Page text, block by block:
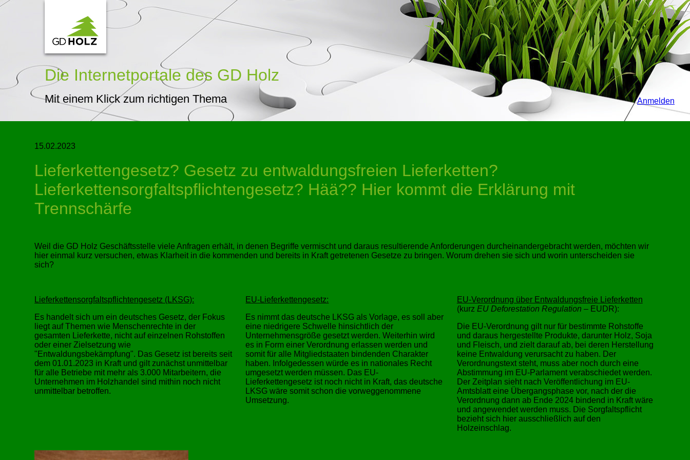
Die Internetportaledes GD Holz
Mit einem Klick zum richtigen Thema Anmelden
15.02.2023
Lieferkettengesetz? Gesetz zu entwaldungsfreien Lieferketten?
Lieferkettensorgfaltspflichtengesetz? Hää?? Hier kommt die Erklärung mit
Trennschärfe
Weil die GD Holz Geschäftsstelle viele Anfragen erhält, in denen Begriffe vermischt und daraus resultierende Anforderungen durcheinandergebracht werden, möchten wir
hier einmal kurz versuchen, etwas Klarheit in die kommenden und bereits in Kraft getretenen Gesetze zu bringen. Worum drehen sie sich und worin unterscheiden sie
sich?
Lieferkettensorgfaltspflichtengesetz (LKSG):
Es handelt sich um ein deutsches Gesetz, der Fokus
liegt auf Themen wie Menschenrechte in der
gesamten Lieferkette, nicht auf einzelnen Rohstoffen
oder einer Zielsetzung wie
Entwaldungsbekämpfung . Das Gesetz ist bereits seit
dem 01.01.2023 in Kraft und gilt zunächst unmittelbar
für alle Betriebe mit mehr als 3.000 Mitarbeitern, die
Unternehmen im Holzhandel sind mithin noch nicht
unmittelbar betroffen.
EU-Lieferkettengesetz:
Es nimmt das deutsche LKSG als Vorlage, es soll aber
eine niedrigere Schwelle hinsichtlich der
Unternehmensgröße gesetzt werden. Weiterhin wird
es in Form einer Verordnung erlassen werden und
somit für alle Mitgliedstaaten bindenden Charakter
haben. Infolgedessen würde es in nationales Recht
umgesetzt werden müssen. Das EU-
Lieferkettengesetz ist noch nicht in Kraft, das deutsche
LKSG wäre somit schon die vorweggenommene
Umsetzung.
EU-Verordnung über Entwaldungsfreie Lieferketten
(kurz EU Deforestation Regulation – EUDR):
Die EU-Verordnung gilt nur für bestimmte Rohstoffe
und daraus hergestellte Produkte, darunter Holz, Soja
und Fleisch, und zielt darauf ab, bei deren Herstellung
keine Entwaldung verursacht zu haben. Der
Verordnungstext steht, muss aber noch durch eine
Abstimmung im EU-Parlament verabschiedet werden.
Der Zeitplan sieht nach Veröffentlichung im EU-
Amtsblatt eine Übergangsphase vor, nach der die
Verordnung dann ab Ende 2024 bindend in Kraft wäre
und angewendet werden muss. Die Sorgfaltspflicht
bezieht sich hier ausschließlich auf den
Holzeinschlag.